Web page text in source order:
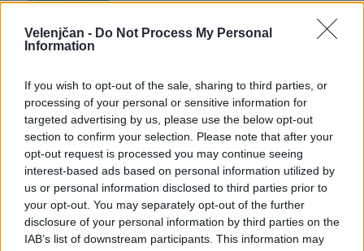
Velenjčan - Do Not Process My Personal
Information
If you wish to opt-out of the sale, sharing to third parties, or
processing of your personal or sensitive information for
targeted advertising by us, please use the below opt-out
section to confirm your selection. Please note that after your
opt-out request is processed you may continue seeing
interest-based ads based on personal information utilized by
us or personal information disclosed to third parties prior to
your opt-out. You may separately opt-out of the further
disclosure of your personal information by third parties on the
IAB’s list of downstream participants. This information may
osvežitev
Pol stoletja glasbe na tromeji: Graška
Gora obeležuje 50. jubilejni festival
narodno-zabavne glasbe
5. avgust 2026